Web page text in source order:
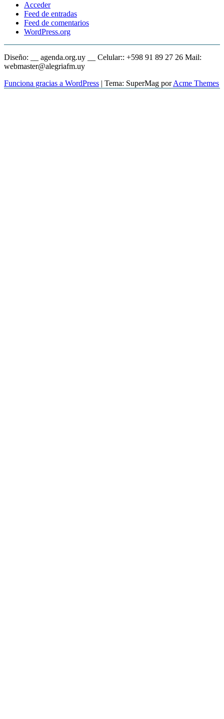
Acceder
Feed de entradas
Feed de comentarios
WordPress.org
Diseño: __ agenda.org.uy __ Celular:: +598 91 89 27 26 Mail:
webmaster@alegriafm.uy
Funciona gracias a WordPress | Tema: SuperMag porAcme Themes